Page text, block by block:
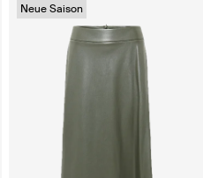
Neue Saison